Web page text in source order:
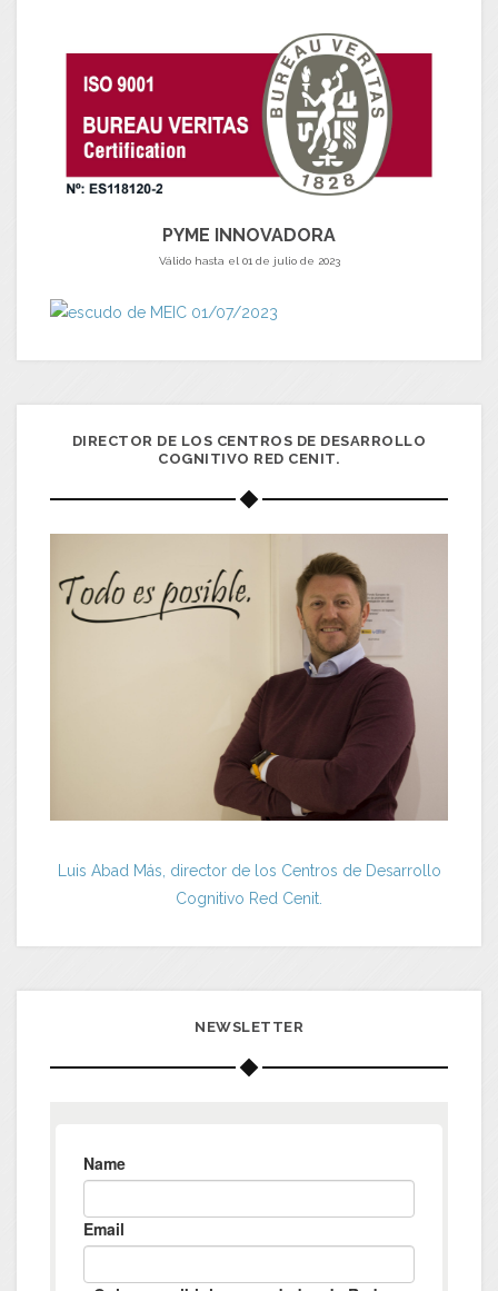
PYME INNOVADORA
Válido hasta el 01 de julio de 2023
DIRECTOR DE LOS CENTROS DE DESARROLLO
COGNITIVO RED CENIT.
Luis Abad Más, director de los Centros de Desarrollo
Cognitivo Red Cenit.
NEWSLETTER